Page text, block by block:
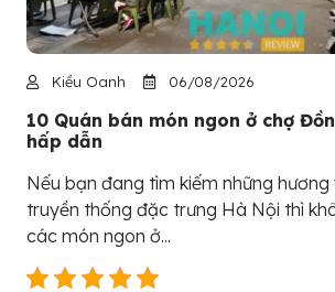
Kiều Oanh 06/08/2026
10 Quán bán món ngon ở chợ
hấp dẫn
Nếu bạn đang tìm kiếm những
truyền thống đặc trưng Hà Nội thì
các món ngon ở...